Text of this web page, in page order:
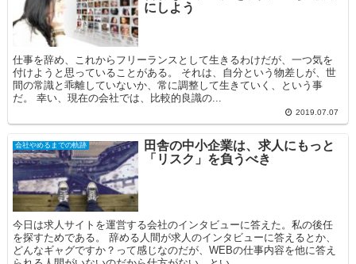
にしよう
仕事を辞め、これからフリーランスとして生きるわけだが、一つ気を
付けようと思っていることがある。 それは、自分という物差しが、世
間の常識と乖離していないか、常に調整して生きていく、という事
だ。 幸い、現在の会社では、比較的良識の...
2019.07.07
会社やめるまでの軌跡
田舎の中小企業は、求人にもっと
「リスク」を負うべき
今日は求人サイトを運営する会社のインタビューに答えた。私の後任
を探すためである。 辞める人間が求人のインタビューに答えるとか、
どんなギャグですか？って感じなのだが、WEBの仕事内容を他に答え